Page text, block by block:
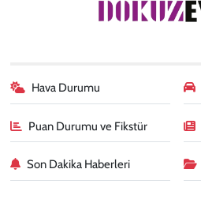
Hava Durumu
Puan Durumu ve Fikstür
Son Dakika Haberleri